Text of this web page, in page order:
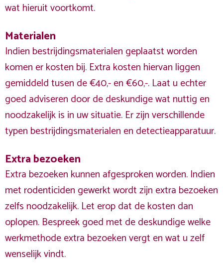
wat hieruit voortkomt.
Materialen
Indien bestrijdingsmaterialen geplaatst worden
komen er kosten bij. Extra kosten hiervan liggen
gemiddeld tusen de €40,- en €60,-. Laat u echter
goed adviseren door de deskundige wat nuttig en
noodzakelijk is in uw situatie. Er zijn verschillende
typen bestrijdingsmaterialen en detectieapparatuur.
Extra bezoeken
Extra bezoeken kunnen afgesproken worden. Indien
met rodenticiden gewerkt wordt zijn extra bezoeken
zelfs noodzakelijk. Let erop dat de kosten dan
oplopen. Bespreek goed met de deskundige welke
werkmethode extra bezoeken vergt en wat u zelf
wenselijk vindt.